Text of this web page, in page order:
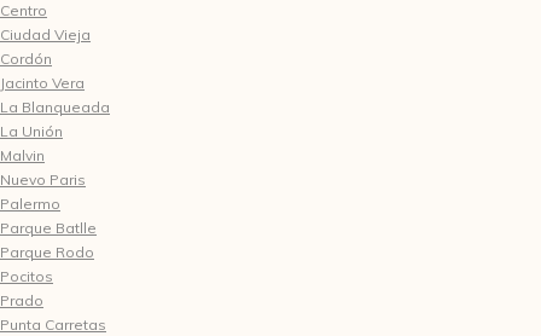
Centro
Ciudad Vieja
Cordón
Jacinto Vera
La Blanqueada
La Unión
Malvin
Nuevo Paris
Palermo
Parque Batlle
Parque Rodo
Pocitos
Prado
Punta Carretas